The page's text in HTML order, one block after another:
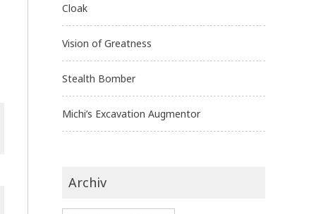
Cloak
Vision of Greatness
Stealth Bomber
Michi’s Excavation Augmentor
Archiv